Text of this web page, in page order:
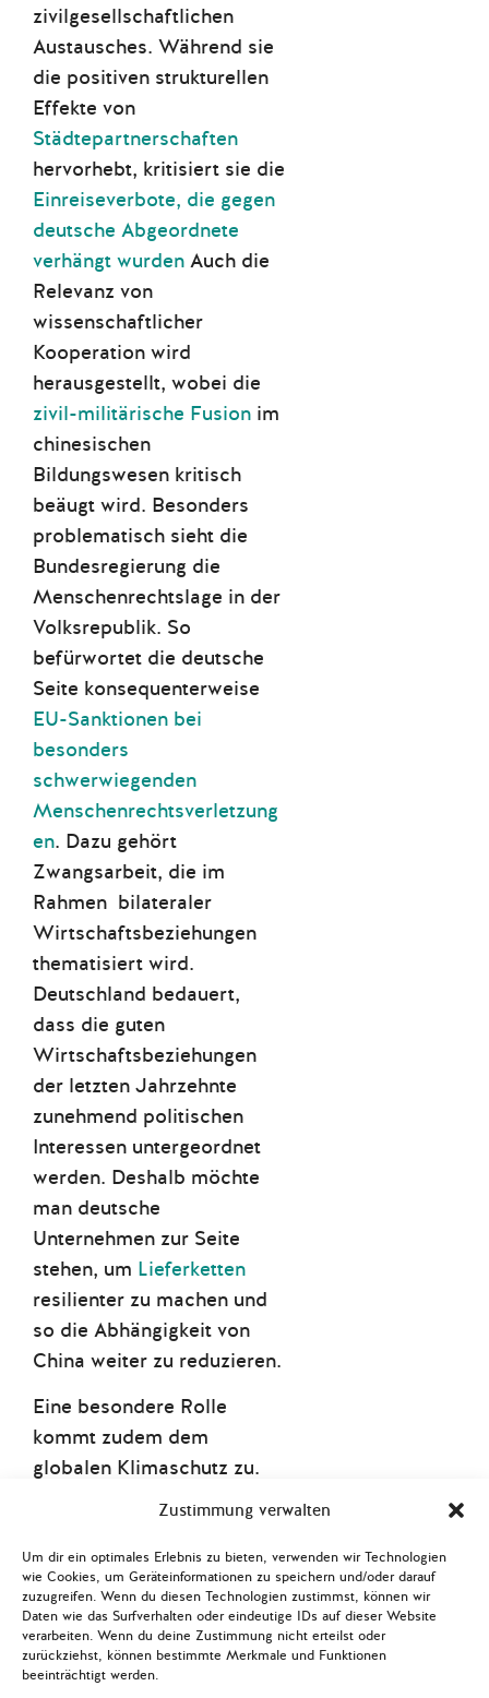
Zustimmung verwalten
Um dir ein optimales Erlebnis zu bieten, verwenden wir Technologien
wie Cookies, um Geräteinformationen zu speichern und/oder darauf
zuzugreifen. Wenn du diesen Technologien zustimmst, können wir
Daten wie das Surfverhalten oder eindeutige IDs auf dieser Website
verarbeiten. Wenn du deine Zustimmung nicht erteilst oder
zurückziehst, können bestimmte Merkmale und Funktionen
beeinträchtigt werden.
zivilgesellschaftlichen
Austausches. Während sie
die positiven strukturellen
Effekte von
Städtepartnerschaften
hervorhebt, kritisiert sie die
Einreiseverbote, die gegen
deutsche Abgeordnete
verhängt wurden Auch die
Relevanz von
wissenschaftlicher
Kooperation wird
herausgestellt, wobei die
zivil-militärische Fusion im
chinesischen
Bildungswesen kritisch
beäugt wird. Besonders
problematisch sieht die
Bundesregierung die
Menschenrechtslage in der
Volksrepublik. So
befürwortet die deutsche
Seite konsequenterweise
EU-Sanktionen bei
besonders
schwerwiegenden
Menschenrechtsverletzung
en. Dazu gehört
Zwangsarbeit, die im
Rahmen bilateraler
Wirtschaftsbeziehungen
thematisiert wird.
Deutschland bedauert,
dass die guten
Wirtschaftsbeziehungen
der letzten Jahrzehnte
zunehmend politischen
Interessen untergeordnet
werden. Deshalb möchte
man deutsche
Unternehmen zur Seite
stehen, um Lieferketten
resilienter zu machen und
so die Abhängigkeit von
China weiter zu reduzieren.
Eine besondere Rolle
kommt zudem dem
globalen Klimaschutz zu.
Hier möchte man mit China
auch im Rahmen der UN-
Nachhaltigkeitsziele der
Agenda 2030. Gleichzeitig
wird die Volksrepublik
aufgefordert, mehr für den